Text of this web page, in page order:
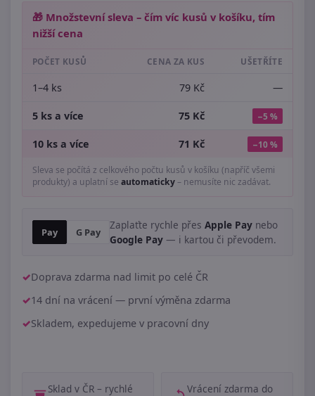
🎁 Množstevní sleva – čím víc kusů v košíku, tím
nižší cena
POČET KUSŮ CENA ZA KUS UŠETŘÍTE
1–4 ks 79 Kč —
5 ks a více 75 Kč −5 %
10 ks a více 71 Kč −10 %
Sleva se počítá z celkového počtu kusů v košíku (napříč všemi
produkty) a uplatní se automaticky– nemusíte nic zadávat.
Pay G Pay
Zaplaťte rychle přes Apple Pay nebo
Google Pay — i kartou či převodem.
Doprava zdarma nad limit po celé ČR
14 dní na vrácení — první výměna zdarma
Skladem, expedujeme v pracovní dny
Sklad v ČR – rychlé
Vrácení zdarma do